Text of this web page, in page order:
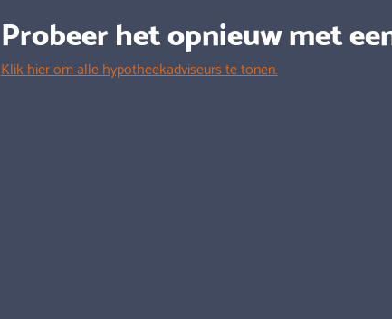
Probeer het opnieuw met
Klik hier om alle hypotheekadviseurs te tonen.